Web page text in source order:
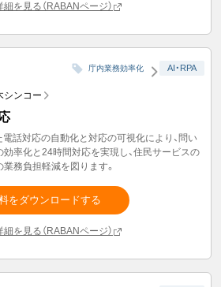
を見る（RABANページ）
庁内業務効率化 AI・RPA
シンコー
話対応の自動化と対応の可視化により、問い
効率化と24時間対応を実現し、住民サービスの
務負担軽減を図ります。
をダウンロードする
を見る（RABANページ）